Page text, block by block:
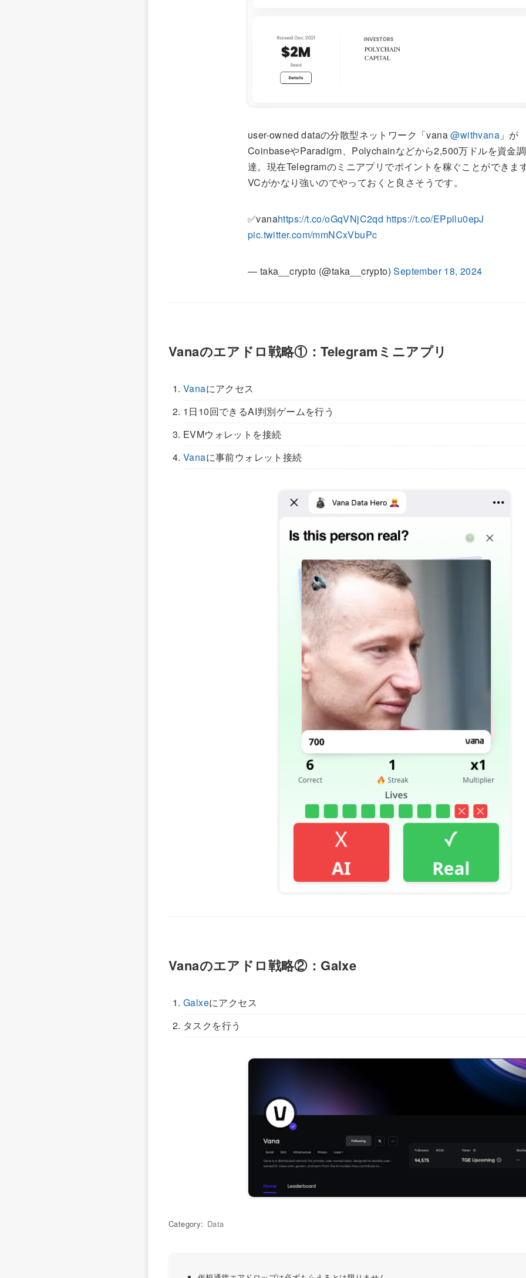
user-owned dataの分散型ネットワーク「vana@withvana 」が
CoinbaseやParadigm、Polychainなどから2,500万ドルを資金調
達。現在Telegramのミニアプリでポイントを稼ぐことができま
VCがかなり強いのでやっておくと良さそうです。
✅vanahttps://t.co/oGqVNjC2qd https://t.co/EPpllu0epJ
pic.twitter.com/mmNCxVbuPc
— taka__crypto (@taka__crypto)September 18, 2024
Vanaのエアドロ戦略①：Telegramミニアプリ
Vanaにアクセス
1日10回できるAI判別ゲームを行う
EVMウォレットを接続
Vanaに事前ウォレット接続
Vanaのエアドロ戦略②：Galxe
Galxeにアクセス
タスクを行う
Category: Data